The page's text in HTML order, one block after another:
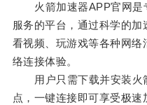
火箭加速器APP官网是
服务的平台，通过科学的
看视频、玩游戏等各种网
络连接体验。
用户只需下载并安装火
点，一键连接即可享受极速